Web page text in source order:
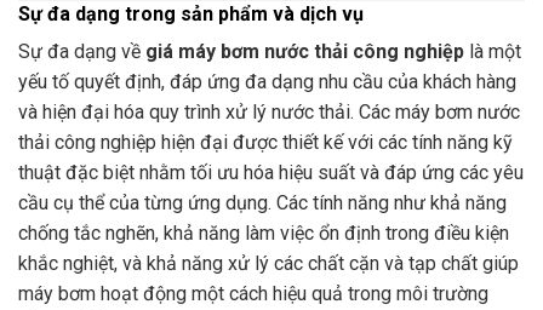
Sự đa dạng trong sản phẩm và dịch vụ
Sự đa dạng về giá máy bơm nước thải công nghiệp là một
yếu tố quyết định, đáp ứng đa dạng nhu cầu của khách hàng
và hiện đại hóa quy trình xử lý nước thải. Các máy bơm nước
thải công nghiệp hiện đại được thiết kế với các tính năng kỹ
thuật đặc biệt nhằm tối ưu hóa hiệu suất và đáp ứng các yêu
cầu cụ thể của từng ứng dụng. Các tính năng như khả năng
chống tắc nghẽn, khả năng làm việc ổn định trong điều kiện
khắc nghiệt, và khả năng xử lý các chất cặn và tạp chất giúp
máy bơm hoạt động một cách hiệu quả trong môi trường